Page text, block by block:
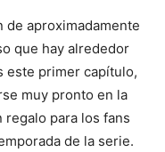
de aproximadamente
que hay alrededor
este primer capítulo,
muy pronto en la
regalo para los fans
de la serie.